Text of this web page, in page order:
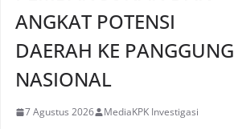
ANGKAT POTENSI
DAERAH KE PANGGUNG
NASIONAL
7 Agustus 2026 MediaKPK Investigasi